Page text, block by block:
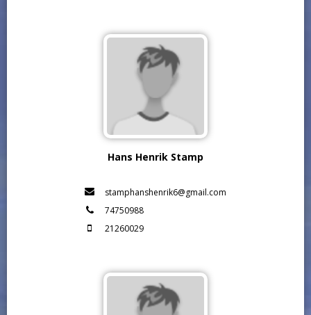
Hans Henrik Stamp
stamphanshenrik6@gmail.com
74750988
21260029